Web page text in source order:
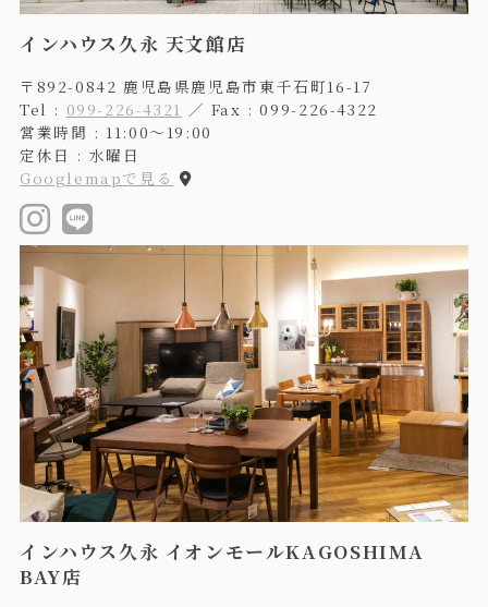
インハウス久永 天文館店
〒892-0842 鹿児島県鹿児島市東千石町16-17
Tel : 099-226-4321 ／ Fax : 099-226-4322
営業時間 : 11:00〜19:00
定休日 : 水曜日
Googlemapで見る
インハウス久永 イオンモールKAGOSHIMA
BAY店